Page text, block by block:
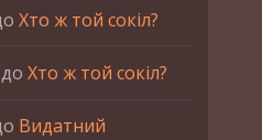
Хто ж той сокіл?
до Хто ж той сокіл?
Видатний